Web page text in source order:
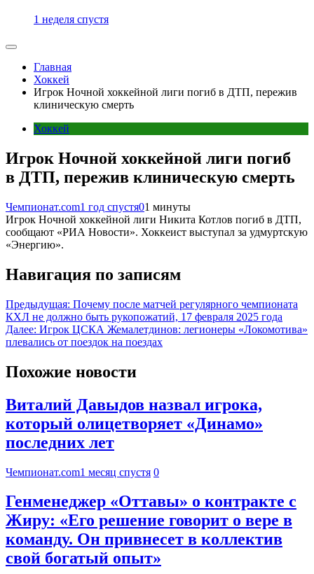
1 неделя спустя
Главная
Хоккей
Игрок Ночной хоккейной лиги погиб в ДТП, пережив
клиническую смерть
Хоккей
Игрок Ночной хоккейной лиги погиб
в ДТП, пережив клиническую смерть
Чемпионат.com1 год спустя01 минуты
Игрок Ночной хоккейной лиги Никита Котлов погиб в ДТП,
сообщают «РИА Новости». Хоккеист выступал за удмуртскую
«Энергию».
Навигация по записям
Предыдущая: Почему после матчей регулярного чемпионата
КХЛ не должно быть рукопожатий, 17 февраля 2025 года
Далее: Игрок ЦСКА Жемалетдинов: легионеры «Локомотива»
плевались от поездок на поездах
Похожие новости
Виталий Давыдов назвал игрока,
который олицетворяет «Динамо»
последних лет
Чемпионат.com1 месяц спустя 0
Генменеджер «Оттавы» о контракте с
Жиру: «Его решение говорит о вере в
команду. Он привнесет в коллектив
свой богатый опыт»